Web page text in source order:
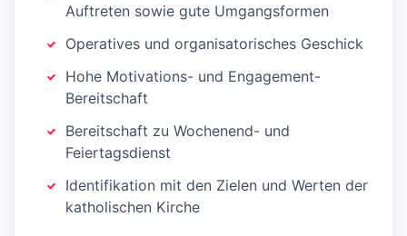
Auftreten sowie gute Umgangsformen
Operatives und organisatorisches Geschick
Hohe Motivations- und Engagement-
Bereitschaft
Bereitschaft zu Wochenend- und
Feiertagsdienst
Identifikation mit den Zielen und Werten der
katholischen Kirche